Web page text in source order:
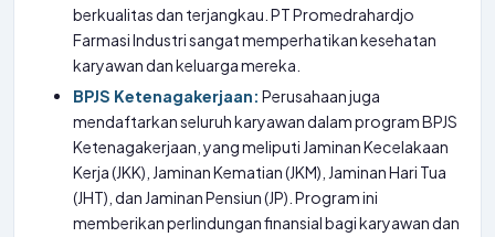
berkualitas dan terjangkau. PT Promedrahardjo
Farmasi Industri sangat memperhatikan kesehatan
karyawan dan keluarga mereka.
BPJS Ketenagakerjaan: Perusahaan juga
mendaftarkan seluruh karyawan dalam program BPJS
Ketenagakerjaan, yang meliputi Jaminan Kecelakaan
Kerja (JKK), Jaminan Kematian (JKM), Jaminan Hari Tua
(JHT), dan Jaminan Pensiun (JP). Program ini
memberikan perlindungan finansial bagi karyawan dan